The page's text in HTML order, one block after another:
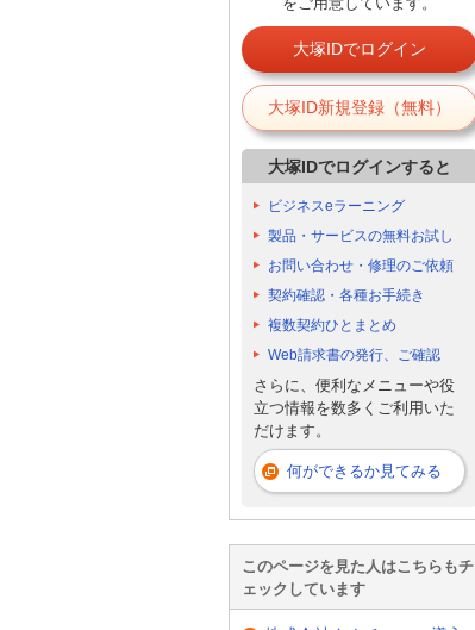
大塚IDでログイン
大塚ID新規登録（無料）
大塚IDでログインすると
ビジネスeラーニング
製品・サービスの無料お試し
お問い合わせ・修理のご依頼
契約確認・各種お手続き
複数契約ひとまとめ
Web請求書の発行、ご確認
さらに、便利なメニューや役
立つ情報を数多くご利用いた
だけます。
何ができるか見てみる
このページを見た人はこちらもチ
ェックしています